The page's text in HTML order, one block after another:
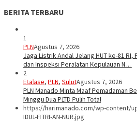
BERITA TERBARU
1
PLNAgustus 7, 2026
Jaga Listrik Andal Jelang HUT ke-81 RI,
dan Inspeksi Peralatan Kepulauan N…
2
Etalase, PLN, SulutAgustus 7, 2026
PLN Manado Minta Maaf Pemadaman
Minggu Dua PLTD Pulih Total
https://harimanado.com/wp-content/
IDUL-FITRI-AN-NUR.jpg